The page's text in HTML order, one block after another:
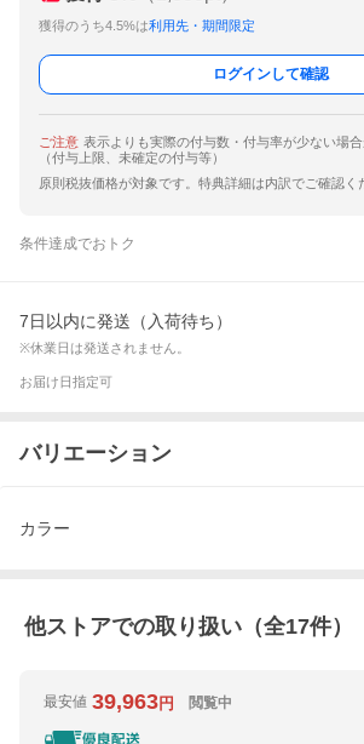
獲得のうち4.5%は利用先・期間限定
ログインして確認
ご注意 表示よりも実際の付与数・付与率が少ない場
（付与上限、未確定の付与等）
原則税抜価格が対象です。特典詳細は内訳でご確認く
条件達成でおトク
7日以内に発送（入荷待ち）
※休業日は発送されません。
お届け日指定可
バリエーション
カラー
他ストアでの取り扱い（全17件）
最安値 39,963円 閲覧中